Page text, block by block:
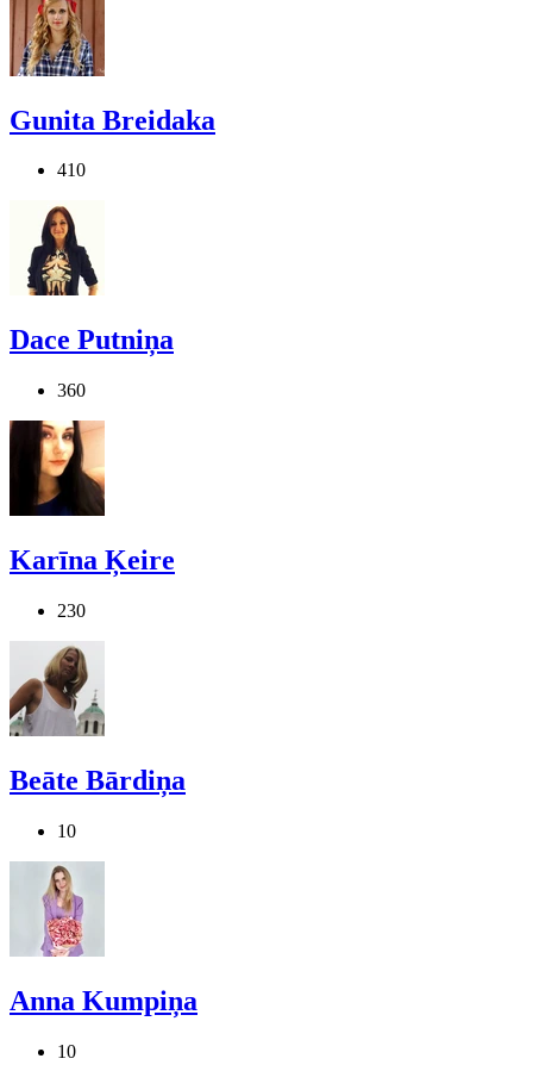
Gunita Breidaka
410
Dace Putniņa
360
Karīna Ķeire
230
Beāte Bārdiņa
10
Anna Kumpiņa
10